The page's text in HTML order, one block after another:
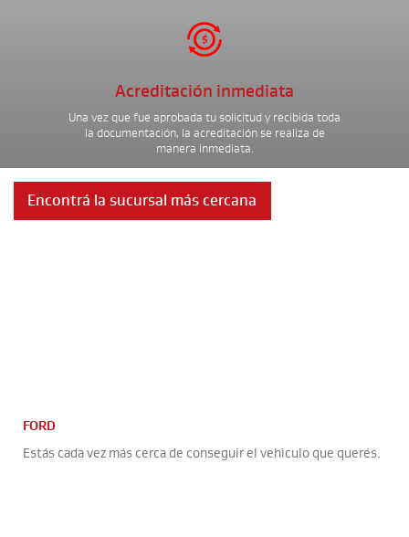

Acreditación inmediata
Una vez que fue aprobada tu solicitud y recibida toda
la documentación, la acreditación se realiza de
manera inmediata.
Encontrá la sucursal más cercana
FORD
Estás cada vez más cerca de conseguir el vehiculo que querés.